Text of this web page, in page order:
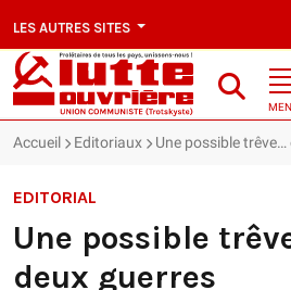
LES AUTRES SITES
Accueil Editoriaux Une possible
EDITORIAL
Une possible
deux guerres